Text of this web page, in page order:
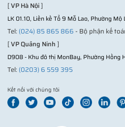
[VP Hà Nội]
LK 01.10, Liền kề Tổ 9 Mỗ Lao, Phường
Tel: (024) 85 865 866- Bộ phận kế
[VP Quảng Ninh]
D908 - Khu đô thị MonBay, Phường Hồng
Tel: (0203) 6 559 395
Kết nối với chúng tôi